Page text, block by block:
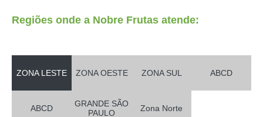
Regiões onde a Nobre Frutas atende:
ZONA LESTE ZONA OESTE ZONA SUL ABCD
ABCD
GRANDE SÃO
PAULO
Zona Norte